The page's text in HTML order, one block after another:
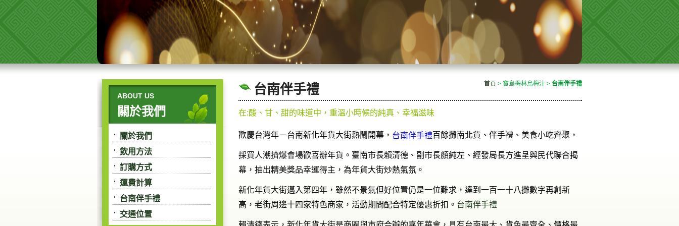
ABOUT US
關於我們
關於我們
飲用方法
訂購方式
運費計算
台南伴手禮
交通位置
首頁 > 寶島梅林烏梅汁 > 台南伴手禮
台南伴手禮
在:酸、甘、甜的味道中，重溫小時候的純真、幸福滋味
歡慶台灣年－台南新化年貨大街熱鬧開幕， 台南伴手禮百餘攤南北貨、伴手禮、美食小吃齊聚，
採買人潮擠爆會場歡喜辦年貨。臺南市長賴清德、副市長顏純左、經發局長方進呈與民代聯合揭
幕，抽出精美獎品幸運得主，為年貨大街炒熱氣氛。
新化年貨大街邁入第四年，雖然不景氣但好位置仍是一位難求，達到一百一十八攤數字再創新
高，老街周邊十四家特色商家，活動期間配合特定優惠折扣。 台南伴手禮